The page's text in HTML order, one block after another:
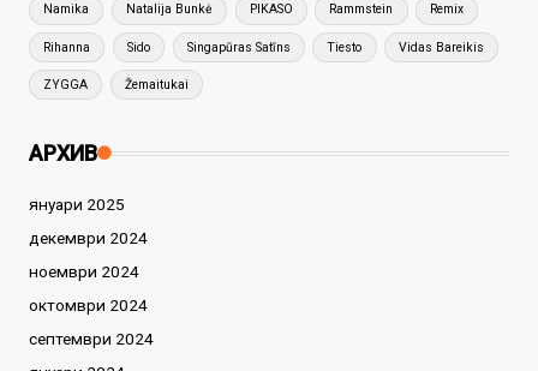
Namika Natalija Bunkė PIKASO Rammstein Remix
Rihanna Sido Singapūras Satīns Tiesto Vidas Bareikis
ZYGGA Žemaitukai
АРХИВ
януари 2025
декември 2024
ноември 2024
октомври 2024
септември 2024